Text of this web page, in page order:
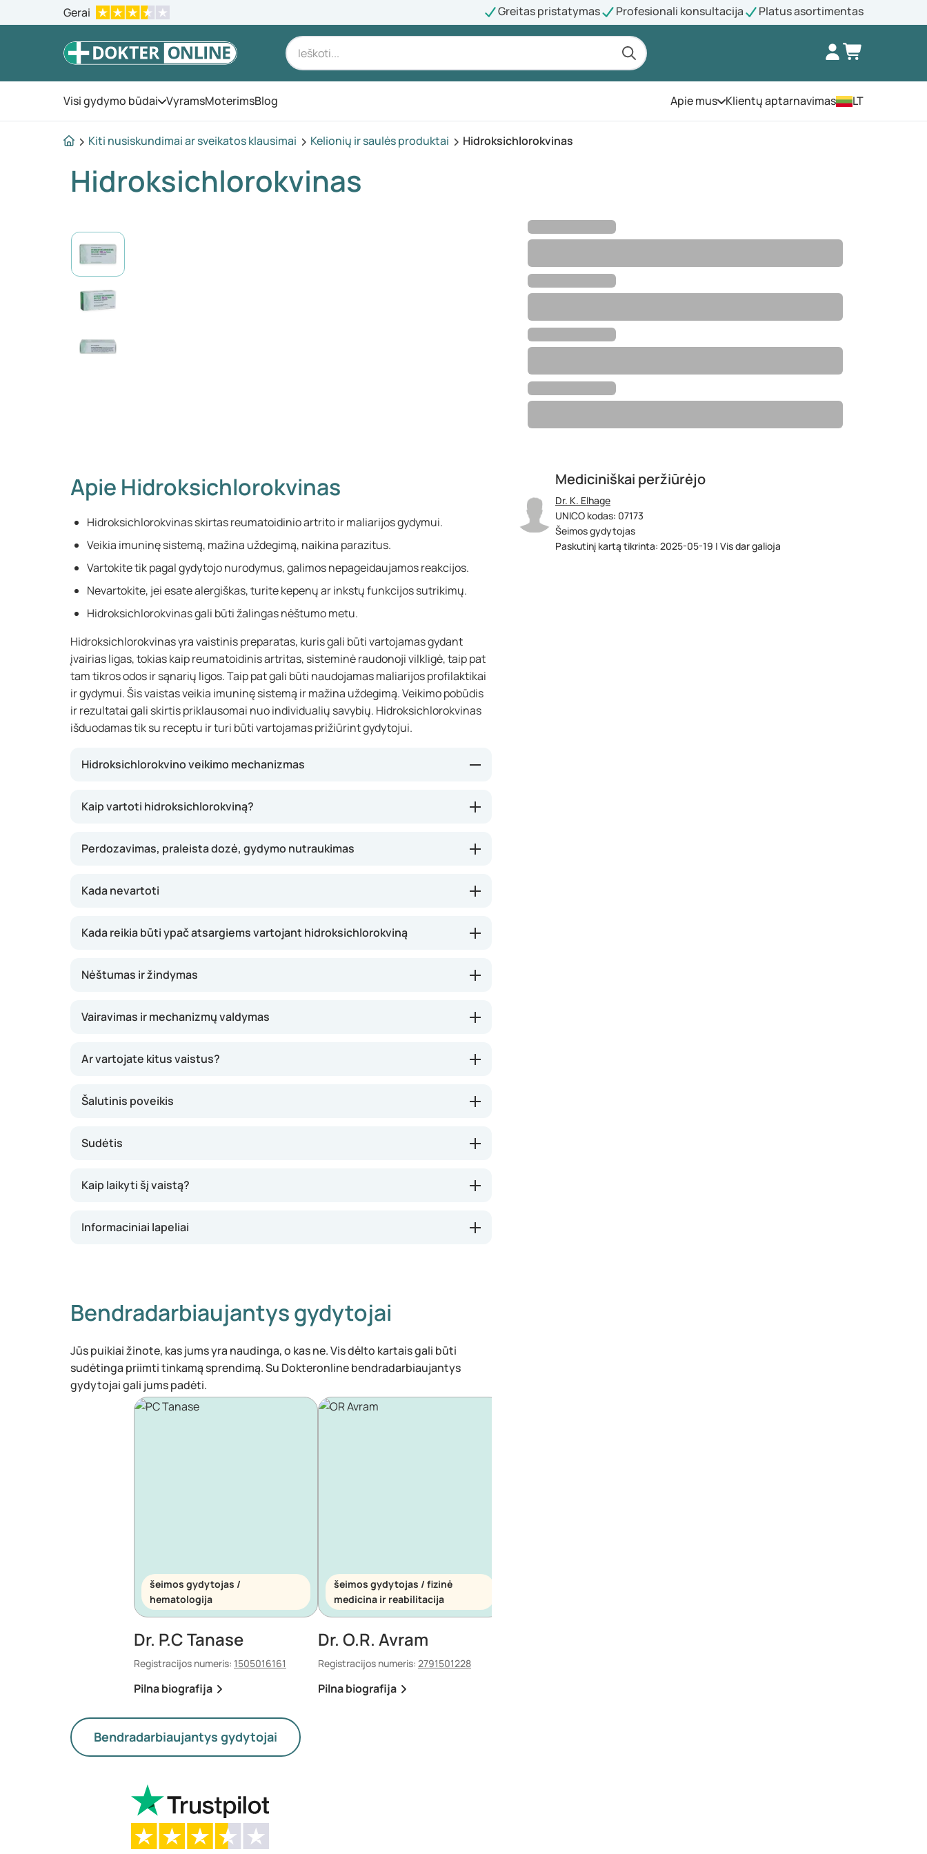
Gerai Greitas pristatymas Profesionali konsultacija Platus asortimentas
Visi gydymo būdai Atidarykite meniu
VyramsMoterimsBlog Apie musAtidarykite meniu
Klientų aptarnavimas LT
Kiti nusiskundimai ar sveikatos klausimai Kelionių ir saulės produktai Hidroksichlorokvinas
Hidroksichlorokvinas
Mediciniškai peržiūrėjo
Dr. K. Elhage
UNICO kodas: 07173
Šeimos gydytojas
Paskutinį kartą tikrinta: 2025-05-19 | Vis dar galioja
Apie Hidroksichlorokvinas
Hidroksichlorokvinas skirtas reumatoidinio artrito ir maliarijos gydymui.
Veikia imuninę sistemą, mažina uždegimą, naikina parazitus.
Vartokite tik pagal gydytojo nurodymus, galimos nepageidaujamos reakcijos.
Nevartokite, jei esate alergiškas, turite kepenų ar inkstų funkcijos sutrikimų.
Hidroksichlorokvinas gali būti žalingas nėštumo metu.
Hidroksichlorokvinas yra vaistinis preparatas, kuris gali būti vartojamas gydant
įvairias ligas, tokias kaip reumatoidinis artritas, sisteminė raudonoji vilkligė, taip pat
tam tikros odos ir sąnarių ligos. Taip pat gali būti naudojamas maliarijos profilaktikai
ir gydymui. Šis vaistas veikia imuninę sistemą ir mažina uždegimą. Veikimo pobūdis
ir rezultatai gali skirtis priklausomai nuo individualių savybių. Hidroksichlorokvinas
išduodamas tik su receptu ir turi būti vartojamas prižiūrint gydytojui.
Hidroksichlorokvino veikimo mechanizmas
organizme. Tai gali padėti sumažinti tokius simptomus kaip skausmas,
vilklige, šis vaistas gali sumažinti odos pažeidimus ir uždegimą. Maliarijos atveju
pajusite visą vaisto poveikį, ypač gydant lėtines ligas.
Kaip vartoti hidroksichlorokviną?
Perdozavimas, praleista dozė, gydymo nutraukimas
Kada nevartoti
Kada reikia būti ypač atsargiems vartojant hidroksichlorokviną
Nėštumas ir žindymas
Vairavimas ir mechanizmų valdymas
Ar vartojate kitus vaistus?
Šalutinis poveikis
Sudėtis
Kaip laikyti šį vaistą?
Informaciniai lapeliai
Bendradarbiaujantys gydytojai
Jūs puikiai žinote, kas jums yra naudinga, o kas ne. Vis dėlto kartais gali būti
sudėtinga priimti tinkamą sprendimą. Su Dokteronline bendradarbiaujantys
gydytojai gali jums padėti.
šeimos gydytojas /
hematologija
Dr. P.C Tanase
Registracijos numeris: 1505016161
Pilna biografija
šeimos gydytojas / fizinė
medicina ir reabilitacija
Dr. O.R. Avram
Registracijos numeris: 2791501228
Pilna biografija
Bendradarbiaujantys gydytojai